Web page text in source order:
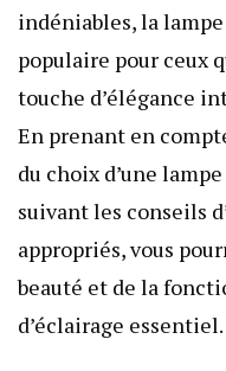
indéniables, la
populaire pour ceux
touche d’élégance
En prenant en
du choix d’une
suivant les conseils
appropriés, vous
beauté et de la
d’éclairage essentiel.